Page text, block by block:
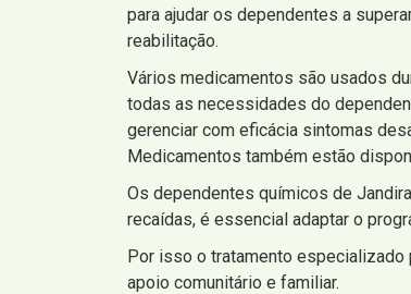
para ajudar os dependentes a
reabilitação.
Vários medicamentos são usados
todas as necessidades do
gerenciar com eficácia sintomas
Medicamentos também estão
Os dependentes químicos de
recaídas, é essencial adaptar o
Por isso o tratamento
apoio comunitário e familiar.